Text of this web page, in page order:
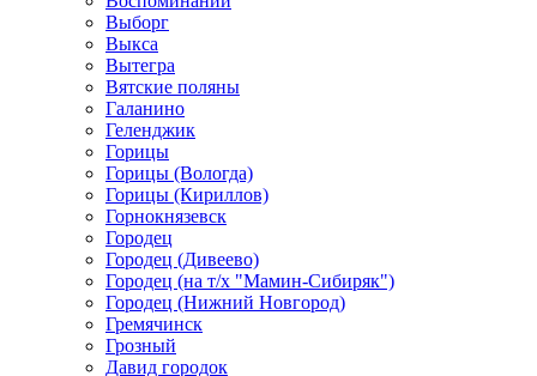
Выборг
Выкса
Вытегра
Вятские поляны
Галанино
Геленджик
Горицы
Горицы (Вологда)
Горицы (Кириллов)
Горнокнязевск
Городец
Городец (Дивеево)
Городец (на т/х "Мамин-Сибиряк")
Городец (Нижний Новгород)
Гремячинск
Грозный
Давид городок